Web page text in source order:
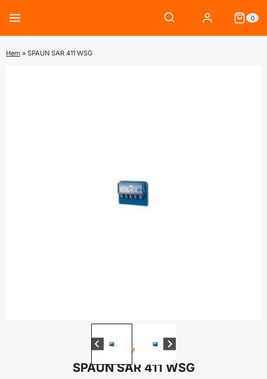
content
0
Hem » SPAUN SAR 411 WSG
4-1 SWITCH
SPAUN SAR 411 WSG